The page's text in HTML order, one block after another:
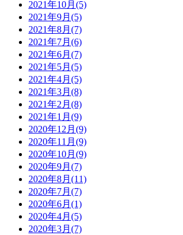
2021年10月(5)
2021年9月(5)
2021年8月(7)
2021年7月(6)
2021年6月(7)
2021年5月(5)
2021年4月(5)
2021年3月(8)
2021年2月(8)
2021年1月(9)
2020年12月(9)
2020年11月(9)
2020年10月(9)
2020年9月(7)
2020年8月(11)
2020年7月(7)
2020年6月(1)
2020年4月(5)
2020年3月(7)